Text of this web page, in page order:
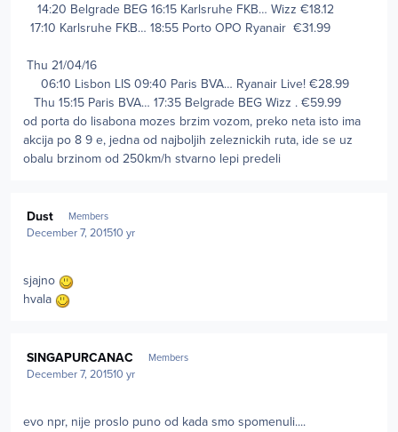
14:20 Belgrade BEG 16:15 Karlsruhe FKB… Wizz €18.12
17:10 Karlsruhe FKB… 18:55 Porto OPO Ryanair €31.99
Thu 21/04/16
06:10 Lisbon LIS 09:40 Paris BVA… Ryanair Live! €28.99
Thu 15:15 Paris BVA… 17:35 Belgrade BEG Wizz . €59.99
od porta do lisabona mozes brzim vozom, preko neta isto ima
akcija po 8 9 e, jedna od najboljih zeleznickih ruta, ide se uz
obalu brzinom od 250km/h stvarno lepi predeli
Dust Members
December 7, 201510 yr
sjajno
hvala
SINGAPURCANAC Members
December 7, 201510 yr
evo npr, nije proslo puno od kada smo spomenuli....